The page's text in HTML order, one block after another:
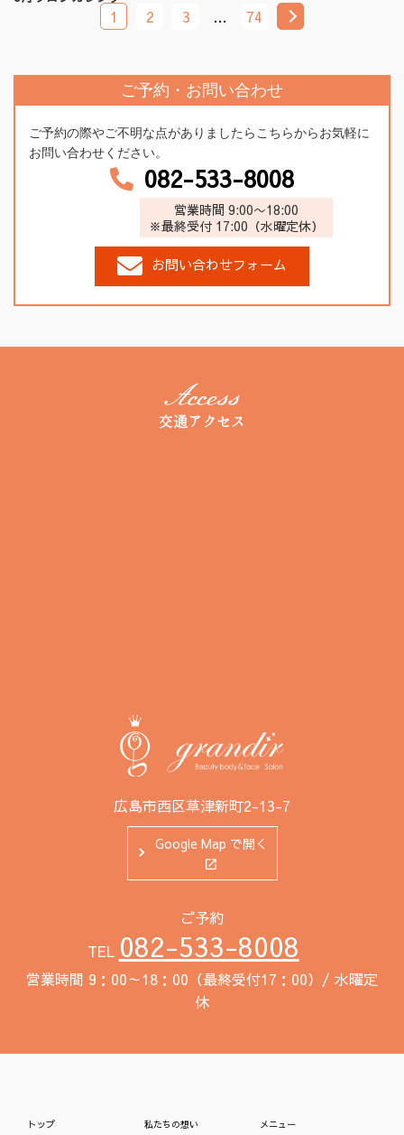
1 2 3 … 74
ご予約・お問い合わせ
ご予約の際やご不明な点がありましたらこちらからお気軽に
お問い合わせください。
082-533-8008
営業時間 9:00〜18:00
※最終受付 17:00（水曜定休）
お問い合わせフォーム
交通アクセス
広島市西区草津新町2-13-7
Google Map で開く
ご予約
TEL 082-533-8008
営業時間 9：00～18：00（最終受付17：00）/ 水曜定
休
トップ 私たちの想い メニュー